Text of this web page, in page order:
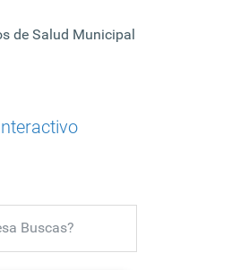
de Salud Municipal